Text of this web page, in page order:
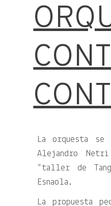
La orquesta
Alejandro
“taller de
Esnaola.
La propuesta